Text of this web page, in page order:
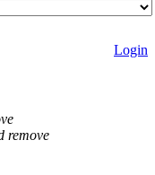
Login
remove